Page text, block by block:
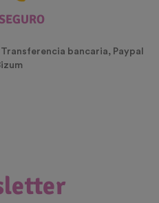
bancaria, Paypal